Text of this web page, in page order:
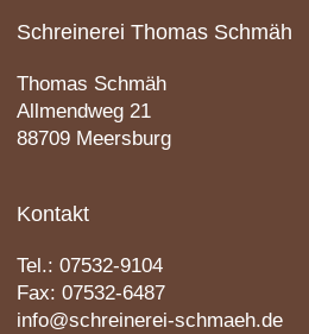
Schreinerei Thomas Schmäh
Thomas Schmäh
Allmendweg 21
88709 Meersburg
Kontakt
Tel.: 07532-9104
Fax: 07532-6487
info@schreinerei-schmaeh.de